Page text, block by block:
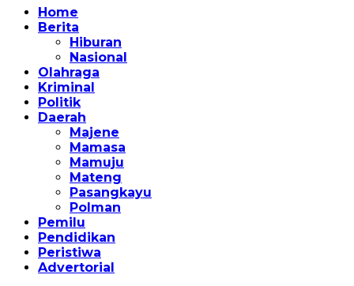
Home
Berita
Hiburan
Nasional
Olahraga
Kriminal
Politik
Daerah
Majene
Mamasa
Mamuju
Mateng
Pasangkayu
Polman
Pemilu
Pendidikan
Peristiwa
Advertorial